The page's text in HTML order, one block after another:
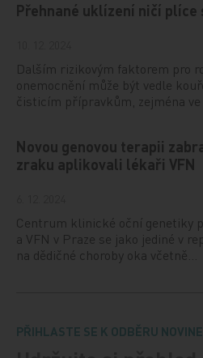
Přehnané uklízení ničí
Dalším rizikovým faktorem pro
onemocnění může být vedle
čisticím přípravkům, zejména ve
Novou genovou terapii
zraku aplikovali lékaři VFN
Centrum klinické oční genetiky
a VFN v Praze se jako jediné v
na dědičné choroby oka včetně…
PŘIHLASTE SE K ODBĚRU